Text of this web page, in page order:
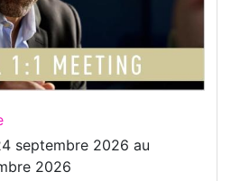
septembre 2026 au
2026